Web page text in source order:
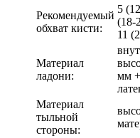
Рекомендуемый
обхват кисти:
5
(18-
11
Материал
ладони:
мм
Материал
тыльной
стороны: